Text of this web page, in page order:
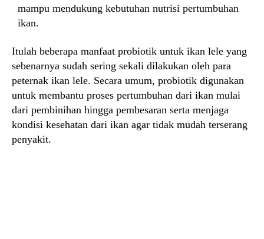
mampu mendukung kebutuhan nutrisi pertumbuhan
ikan.
Itulah beberapa manfaat probiotik untuk ikan lele yang
sebenarnya sudah sering sekali dilakukan oleh para
peternak ikan lele. Secara umum, probiotik digunakan
untuk membantu proses pertumbuhan dari ikan mulai
dari pembinihan hingga pembesaran serta menjaga
kondisi kesehatan dari ikan agar tidak mudah terserang
penyakit.